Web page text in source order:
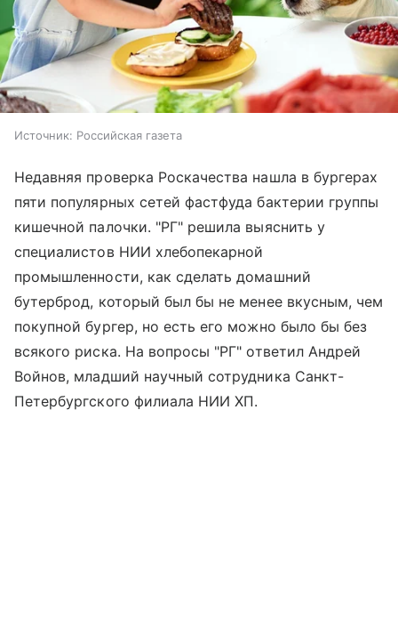
Источник: Российская газета
Недавняя проверка Роскачества нашла в бургерах
пяти популярных сетей фастфуда бактерии группы
кишечной палочки. "РГ" решила выяснить у
специалистов НИИ хлебопекарной
промышленности, как сделать домашний
бутерброд, который был бы не менее вкусным, чем
покупной бургер, но есть его можно было бы без
всякого риска. На вопросы "РГ" ответил Андрей
Войнов, младший научный сотрудника Санкт-
Петербургского филиала НИИ ХП.